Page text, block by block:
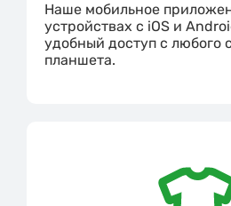
Наше мобильное
устройствах с iOS и
удобный доступ с любого
планшета.